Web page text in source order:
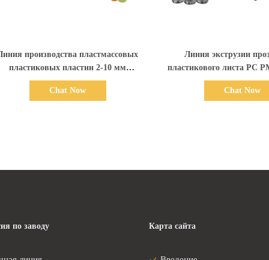
производства пластмассовых
пластиковых пластин 2-10 мм
Контроль структура с двумя
винтами
Chat Now
Линия экструзии
пластикового листа PC
750 кг/ч, ширина
Chat Now
по заводу Карта сайта